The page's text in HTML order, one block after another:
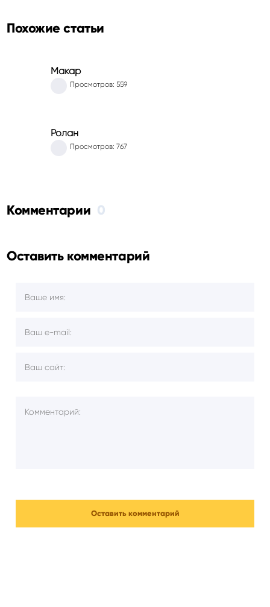
Похожие статьи
Макар
Просмотров: 559
Ролан
Просмотров: 767
Комментарии 0
Оставить комментарий